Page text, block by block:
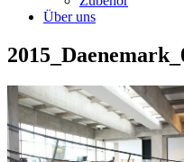
Über uns